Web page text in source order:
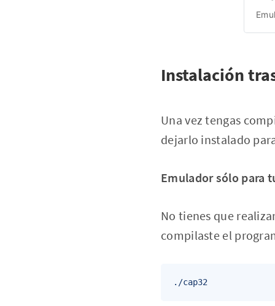
Instalación
Una vez tengas
dejarlo instalado
Emulador sólo para
No tienes que
compilaste el